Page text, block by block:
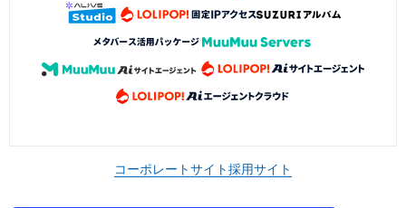
コーポレートサイト採用サイト